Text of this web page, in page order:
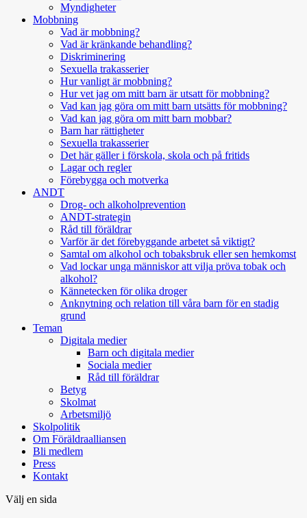
Myndigheter
Mobbning
Vad är mobbning?
Vad är kränkande behandling?
Diskriminering
Sexuella trakasserier
Hur vanligt är mobbning?
Hur vet jag om mitt barn är utsatt för mobbning?
Vad kan jag göra om mitt barn utsätts för mobbning?
Vad kan jag göra om mitt barn mobbar?
Barn har rättigheter
Sexuella trakasserier
Det här gäller i förskola, skola och på fritids
Lagar och regler
Förebygga och motverka
ANDT
Drog- och alkoholprevention
ANDT-strategin
Råd till föräldrar
Varför är det förebyggande arbetet så viktigt?
Samtal om alkohol och tobaksbruk eller sen hemkomst
Vad lockar unga människor att vilja pröva tobak och
alkohol?
Kännetecken för olika droger
Anknytning och relation till våra barn för en stadig
grund
Teman
Digitala medier
Barn och digitala medier
Sociala medier
Råd till föräldrar
Betyg
Skolmat
Arbetsmiljö
Skolpolitik
Om Föräldraalliansen
Bli medlem
Press
Kontakt
Välj en sida